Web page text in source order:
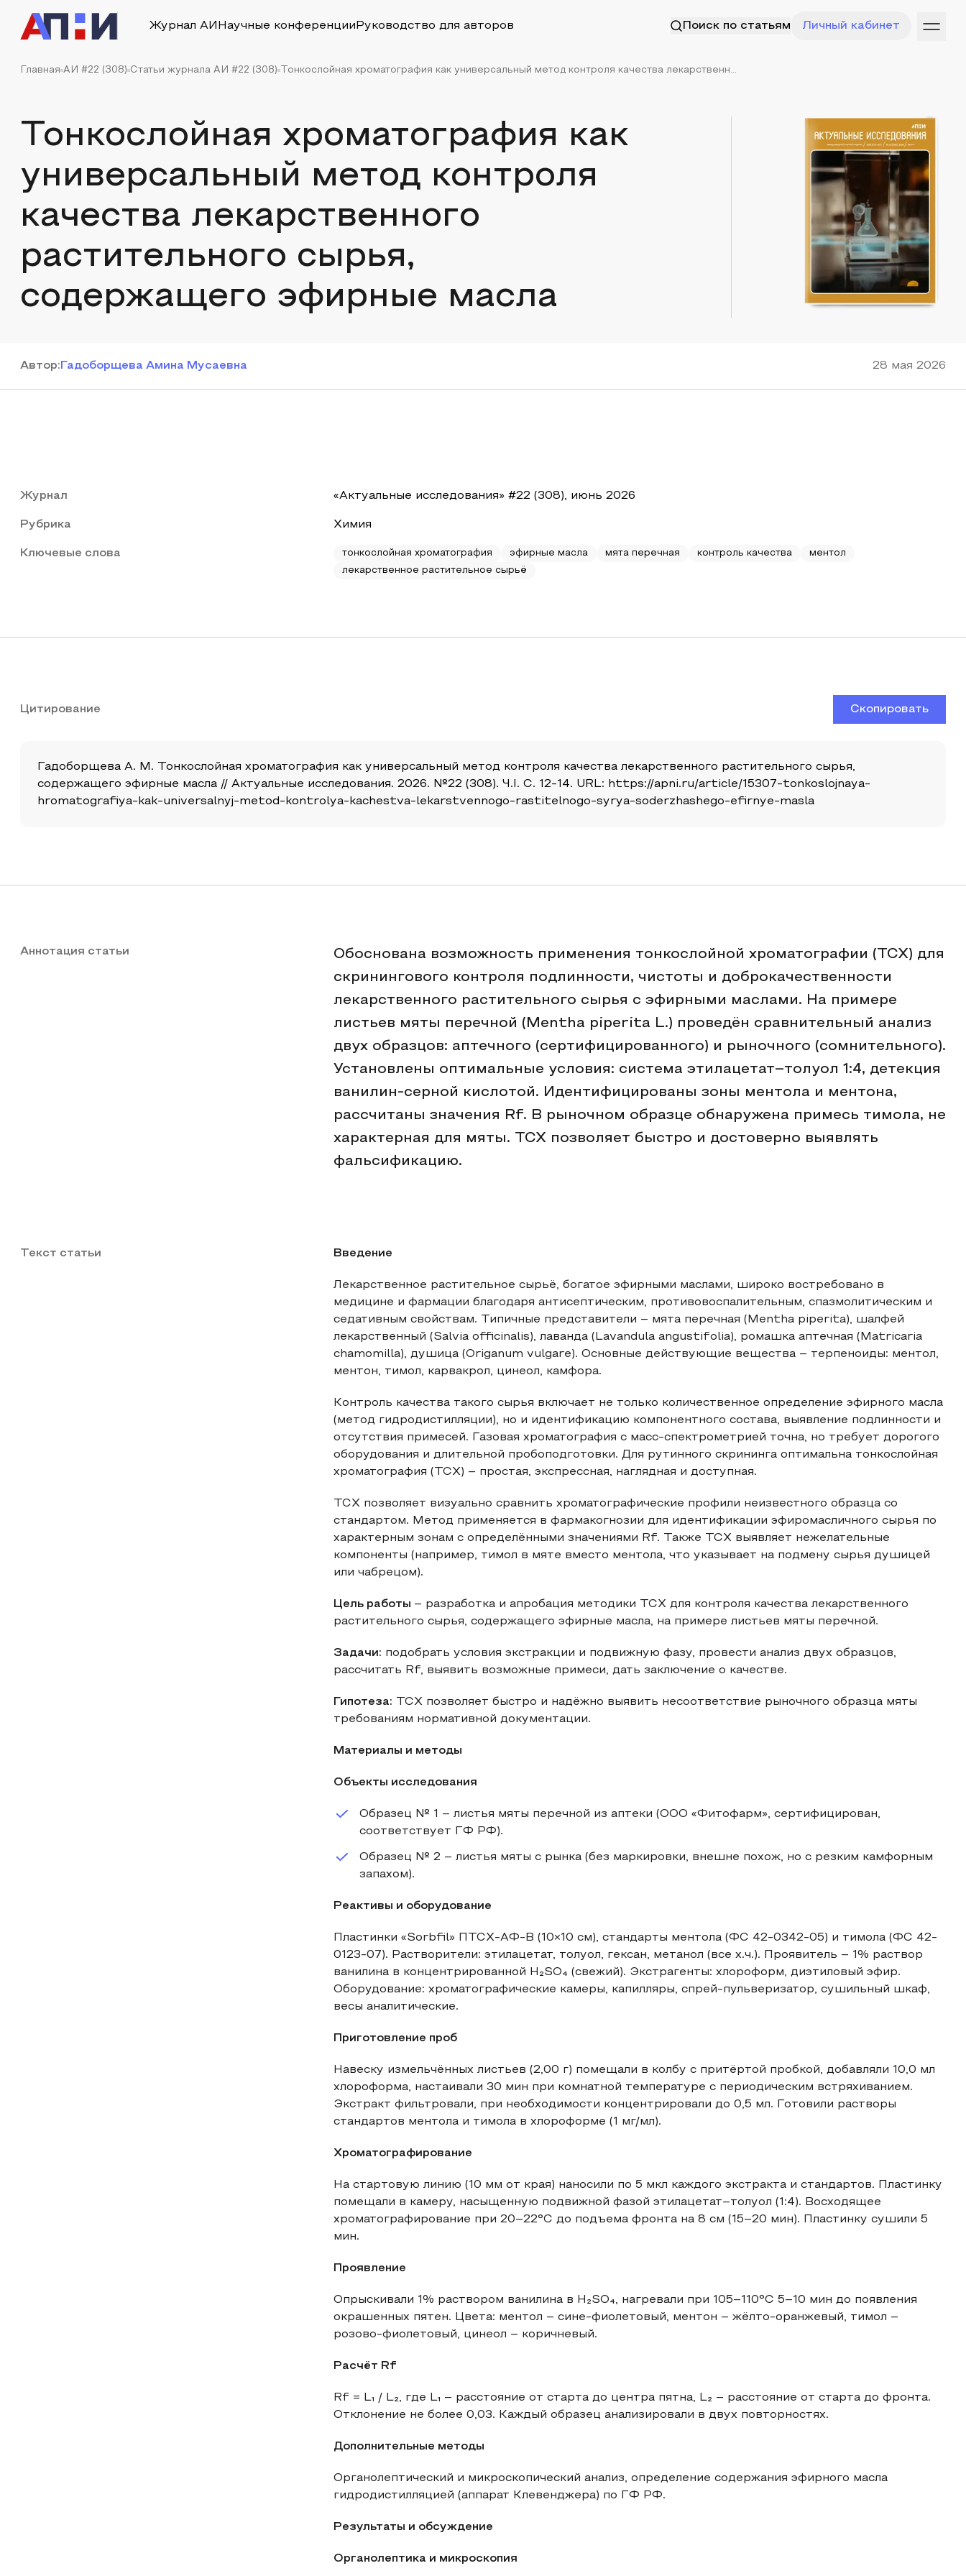
Журнал АИ Научные конференции Руководство для авторов Поиск по статьям Личный кабинет
Главная АИ #22 (308) Статьи журнала АИ #22 (308) Тонкослойная хроматография как универсальный метод контроля качества лекарственн...
Тонкослойная хроматография как
универсальный метод контроля
качества лекарственного
растительного сырья,
содержащего эфирные масла
Автор: Гадоборщева Амина Мусаевна 28 мая 2026
Журнал «Актуальные исследования» #22 (308), июнь 2026
Рубрика Химия
Ключевые слова тонкослойная хроматография эфирные масла мята перечная контроль качества
ментол
лекарственное растительное сырьё
Цитирование Скопировать
Гадоборщева А. М. Тонкослойная хроматография как универсальный метод контроля качества лекарственного растительного сырья,
содержащего эфирные масла // Актуальные исследования. 2026. №22 (308). Ч.I. С. 12-14. URL: https://apni.ru/article/15307-tonkoslojnaya-
hromatografiya-kak-universalnyj-metod-kontrolya-kachestva-lekarstvennogo-rastitelnogo-syrya-soderzhashego-efirnye-masla
Аннотация статьи
Обоснована возможность применения тонкослойной хроматографии (ТСХ) для
скринингового контроля подлинности, чистоты и доброкачественности
лекарственного растительного сырья с эфирными маслами. На примере
листьев мяты перечной (Mentha piperita L.) проведён сравнительный анализ
двух образцов: аптечного (сертифицированного) и рыночного (сомнительного).
Установлены оптимальные условия: система этилацетат–толуол 1:4, детекция
ванилин-серной кислотой. Идентифицированы зоны ментола и ментона,
рассчитаны значения Rf. В рыночном образце обнаружена примесь тимола, не
характерная для мяты. ТСХ позволяет быстро и достоверно выявлять
фальсификацию.
Текст статьи Введение
Лекарственное растительное сырьё, богатое эфирными маслами, широко востребовано в
медицине и фармации благодаря антисептическим, противовоспалительным, спазмолитическим и
седативным свойствам. Типичные представители – мята перечная (Mentha piperita), шалфей
лекарственный (Salvia officinalis), лаванда (Lavandula angustifolia), ромашка аптечная (Matricaria
chamomilla), душица (Origanum vulgare). Основные действующие вещества – терпеноиды: ментол,
ментон, тимол, карвакрол, цинеол, камфора.
Контроль качества такого сырья включает не только количественное определение эфирного масла
(метод гидродистилляции), но и идентификацию компонентного состава, выявление подлинности и
отсутствия примесей. Газовая хроматография с масс-спектрометрией точна, но требует дорогого
оборудования и длительной пробоподготовки. Для рутинного скрининга оптимальна тонкослойная
хроматография (ТСХ) – простая, экспрессная, наглядная и доступная.
ТСХ позволяет визуально сравнить хроматографические профили неизвестного образца со
стандартом. Метод применяется в фармакогнозии для идентификации эфиромасличного сырья по
характерным зонам с определёнными значениями Rf. Также ТСХ выявляет нежелательные
компоненты (например, тимол в мяте вместо ментола, что указывает на подмену сырья душицей
или чабрецом).
Цель работы – разработка и апробация методики ТСХ для контроля качества лекарственного
растительного сырья, содержащего эфирные масла, на примере листьев мяты перечной.
Задачи: подобрать условия экстракции и подвижную фазу, провести анализ двух образцов,
рассчитать Rf, выявить возможные примеси, дать заключение о качестве.
Гипотеза: ТСХ позволяет быстро и надёжно выявить несоответствие рыночного образца мяты
требованиям нормативной документации.
Материалы и методы
Объекты исследования
Образец № 1 – листья мяты перечной из аптеки (ООО «Фитофарм», сертифицирован,
соответствует ГФ РФ).
Образец № 2 – листья мяты с рынка (без маркировки, внешне похож, но с резким камфорным
запахом).
Реактивы и оборудование
Пластинки «Sorbfil» ПТСХ-АФ-В (10×10 см), стандарты ментола (ФС 42-0342-05) и тимола (ФС 42-
0123-07). Растворители: этилацетат, толуол, гексан, метанол (все х.ч.). Проявитель – 1% раствор
ванилина в концентрированной H₂SO₄ (свежий). Экстрагенты: хлороформ, диэтиловый эфир.
Оборудование: хроматографические камеры, капилляры, спрей-пульверизатор, сушильный шкаф,
весы аналитические.
Приготовление проб
Навеску измельчённых листьев (2,00 г) помещали в колбу с притёртой пробкой, добавляли 10,0 мл
хлороформа, настаивали 30 мин при комнатной температуре с периодическим встряхиванием.
Экстракт фильтровали, при необходимости концентрировали до 0,5 мл. Готовили растворы
стандартов ментола и тимола в хлороформе (1 мг/мл).
Хроматографирование
На стартовую линию (10 мм от края) наносили по 5 мкл каждого экстракта и стандартов. Пластинку
помещали в камеру, насыщенную подвижной фазой этилацетат–толуол (1:4). Восходящее
хроматографирование при 20–22°C до подъема фронта на 8 см (15–20 мин). Пластинку сушили 5
мин.
Проявление
Опрыскивали 1% раствором ванилина в H₂SO₄, нагревали при 105–110°C 5–10 мин до появления
окрашенных пятен. Цвета: ментол – сине-фиолетовый, ментон – жёлто-оранжевый, тимол –
розово-фиолетовый, цинеол – коричневый.
Расчёт Rf
Rf = L₁ / L₂, где L₁ – расстояние от старта до центра пятна, L₂ – расстояние от старта до фронта.
Отклонение не более 0,03. Каждый образец анализировали в двух повторностях.
Дополнительные методы
Органолептический и микроскопический анализ, определение содержания эфирного масла
гидродистилляцией (аппарат Клевенджера) по ГФ РФ.
Результаты и обсуждение
Органолептика и микроскопия